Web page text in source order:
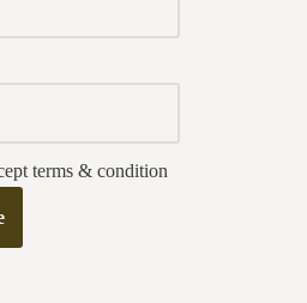
terms & condition